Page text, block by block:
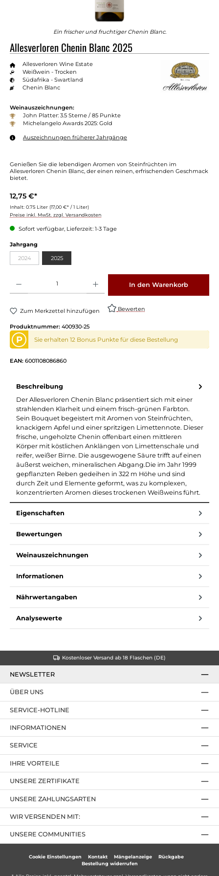
Ein frischer und fruchtiger Chenin Blanc.
Allesverloren Chenin Blanc 2025
Allesverloren Wine Estate
Weißwein - Trocken
Südafrika - Swartland
Chenin Blanc
Weinauszeichnungen:
John Platter: 3.5 Sterne / 85 Punkte
Michelangelo Awards 2025: Gold
Auszeichnungen früherer Jahrgänge
Genießen Sie die lebendigen Aromen von Steinfrüchten im
Allesverloren Chenin Blanc, der einen reinen, erfrischenden Geschmack
bietet.
12,75 €*
Inhalt: 0.75 Liter (17,00 €* / 1 Liter)
Preise inkl. MwSt. zzgl. Versandkosten
Sofort verfügbar, Lieferzeit: 1-3 Tage
Jahrgang
2024(Diese Option ist zurzeit nicht verfügbar.)
2025
In den Warenkorb
Zum Merkzettel hinzufügen Bewerten
Produktnummer: 400930-25
P Sie erhalten 12 Bonus Punkte für diese Bestellung
EAN: 6001108086860
Beschreibung
Der Allesverloren Chenin Blanc präsentiert sich mit einer
strahlenden Klarheit und einem frisch-grünen Farbton.
Sein Bouquet begeistert mit Aromen von Steinfrüchten,
knackigem Apfel und einer spritzigen Limettennote. Dieser
frische, ungeholzte Chenin offenbart einen mittleren
Körper mit köstlichen Anklängen von Limettenschale und
reifer, weißer Birne. Die ausgewogene Säure trifft auf einen
äußerst weichen, mineralischen Abgang.Die im Jahr 1999
gepflanzten Reben gedeihen in 322 m Höhe und sind
durch Zeit und Elemente geformt, was zu komplexen,
konzentrierten Aromen dieses trockenen Weißweins führt.
Eigenschaften
Bewertungen
Weinauszeichnungen
Informationen
Nährwertangaben
Analysewerte
Kostenloser Versand ab 18 Flaschen (DE)
NEWSLETTER
SERVICE-HOTLINE
IHRE VORTEILE
UNSERE ZAHLUNGSARTEN
ÜBER UNS
UNSERE ZERTIFIKATE
INFORMATIONEN
SERVICE
UNSERE COMMUNITIES
WIR VERSENDEN MIT:
Cookie Einstellungen Kontakt Mängelanzeige
Rückgabe
Bestellung widerrufen